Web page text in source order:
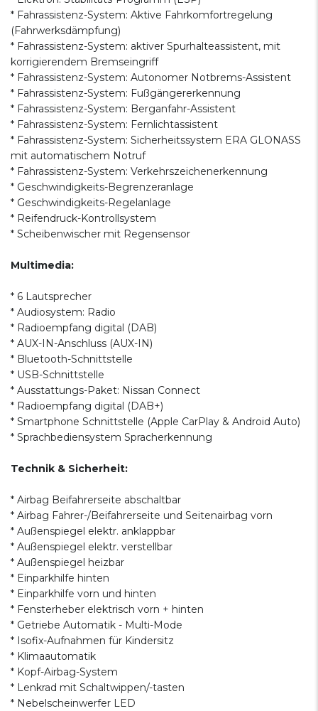
* Fahrassistenz-System: Aktive Fahrkomfortregelung
(Fahrwerksdämpfung)
* Fahrassistenz-System: aktiver Spurhalteassistent, mit
korrigierendem Bremseingriff
* Fahrassistenz-System: Autonomer Notbrems-Assistent
* Fahrassistenz-System: Fußgängererkennung
* Fahrassistenz-System: Berganfahr-Assistent
* Fahrassistenz-System: Fernlichtassistent
* Fahrassistenz-System: Sicherheitssystem ERA GLONASS
mit automatischem Notruf
* Fahrassistenz-System: Verkehrszeichenerkennung
* Geschwindigkeits-Begrenzeranlage
* Geschwindigkeits-Regelanlage
* Reifendruck-Kontrollsystem
* Scheibenwischer mit Regensensor
Multimedia:
* 6 Lautsprecher
* Audiosystem: Radio
* Radioempfang digital (DAB)
* AUX-IN-Anschluss (AUX-IN)
* Bluetooth-Schnittstelle
* USB-Schnittstelle
* Ausstattungs-Paket: Nissan Connect
* Radioempfang digital (DAB+)
* Smartphone Schnittstelle (Apple CarPlay & Android Auto)
* Sprachbediensystem Spracherkennung
Technik & Sicherheit:
* Airbag Beifahrerseite abschaltbar
* Airbag Fahrer-/Beifahrerseite und Seitenairbag vorn
* Außenspiegel elektr. anklappbar
* Außenspiegel elektr. verstellbar
* Außenspiegel heizbar
* Einparkhilfe hinten
* Einparkhilfe vorn und hinten
* Fensterheber elektrisch vorn + hinten
* Getriebe Automatik - Multi-Mode
* Isofix-Aufnahmen für Kindersitz
* Klimaautomatik
* Kopf-Airbag-System
* Lenkrad mit Schaltwippen/-tasten
* Nebelscheinwerfer LED